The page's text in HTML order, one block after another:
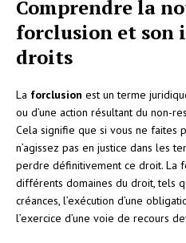
Comprendre la
forclusion et son
droits
La forclusion est un terme
ou d’une action résultant du non-
Cela signifie que si vous ne faites
n’agissez pas en justice dans les
perdre définitivement ce droit. La
différents domaines du droit, tels
créances, l’exécution d’une
l’exercice d’une voie de recours